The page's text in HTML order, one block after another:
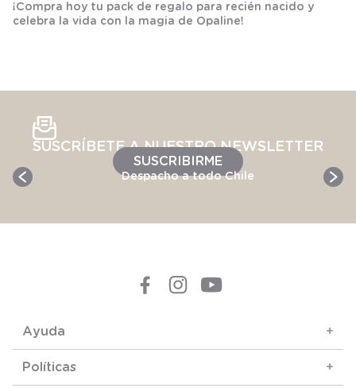
¡Compra hoy tu pack de regalo para recién nacido y
celebra la vida con la magia de Opaline!
SUSCRÍBETE A NUESTRO NEWSLETTER
SUSCRIBIRME
Despacho a todo Chile
Ayuda +
Políticas +